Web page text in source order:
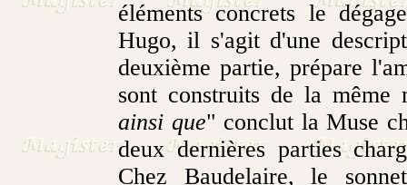
éléments concrets le
Hugo, il s'agit d'une
deuxième partie, prépare
sont construits de la
ainsi que" conclut la Muse
deux dernières parties
Chez Baudelaire, le